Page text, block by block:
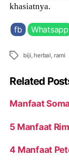
khasiatnya.
fb Whatsapp
Tags biji ,herbal rami
Related
Manfaat
5 Manfaat
4 Manfaat